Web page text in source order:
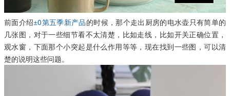
前面介绍±0第五季新产品的时候，那个走出厨房的电水壶只有简单的
几张图，对于一些细节看不太清楚，比如走线，比如开关正确位置，
观水窗，下面那个小突起是什么作用等等，现在找到一些图，可以清
楚的说明这些问题。